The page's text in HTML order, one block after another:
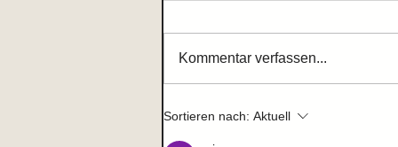
Zum Gedenken an Gerd
Knoche
Kommentar verfassen...
Sortieren nach: Aktuell